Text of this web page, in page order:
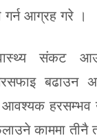
गर्न आग्रह गरे ।
संकट
बढाउन
आवश्यक हरसम्भव
काममा तीनै